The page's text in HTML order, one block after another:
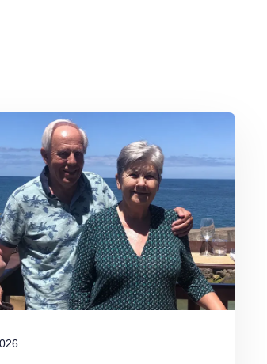
vieren Arthur en Mary vakantie: ‘Zo leer je een